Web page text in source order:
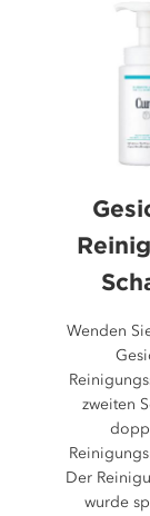
Wenden
zweiten
Der
wurde